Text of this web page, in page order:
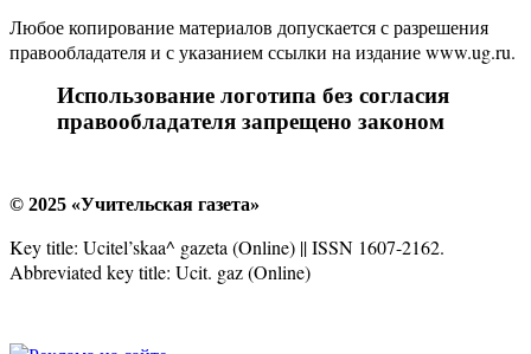
Любое копирование материалов допускается с разрешения
правообладателя и с указанием ссылки на издание www.ug.ru.
Использование логотипа без согласия
правообладателя запрещено законом
© 2025 «Учительская газета»
Key title: Ucitel’skaa^ gazeta (Online) || ISSN 1607-2162.
Abbreviated key title: Ucit. gaz (Online)